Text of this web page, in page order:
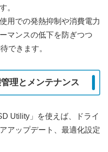
。
用での発熱抑制や消費電力
マンスの低下を防ぎつつ
できます。
理とメンテナンス
Utility」を使えば、ドライ
アップデート、最適化設定